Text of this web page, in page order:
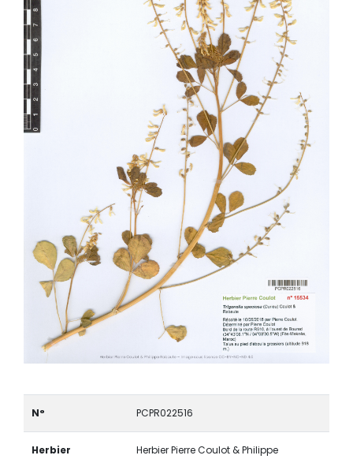
N° PCPR022516
Herbier
Herbier Pierre Coulot & Philippe